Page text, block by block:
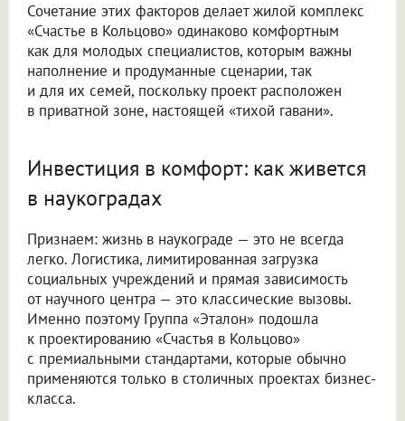
Сочетание этих факторов делает жилой комплекс
«Счастье в Кольцово» одинаково комфортным
как для молодых специалистов, которым важны
наполнение и продуманные сценарии, так
и для их семей, поскольку проект расположен
в приватной зоне, настоящей «тихой гавани».
Инвестиция в комфорт: как живется
в наукоградах
Признаем: жизнь в наукограде — это не всегда
легко. Логистика, лимитированная загрузка
социальных учреждений и прямая зависимость
от научного центра — это классические вызовы.
Именно поэтому Группа «Эталон» подошла
к проектированию «Счастья в Кольцово»
с премиальными стандартами, которые обычно
применяются только в столичных проектах бизнес-
класса.